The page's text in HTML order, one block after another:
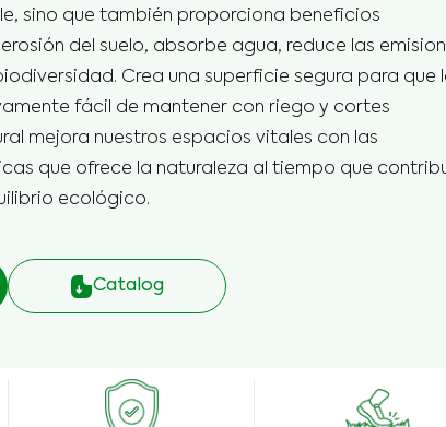
Césped Artificial
Césped Super C PR
Césped Super V PR
Artificial
sino que también proporciona beneficios
del suelo, absorbe agua, reduce las
Crea una superficie segura para que
fácil de mantener con riego y cortes
mejora nuestros espacios vitales con las
que ofrece la naturaleza al tiempo que
ecológico.
Catalog